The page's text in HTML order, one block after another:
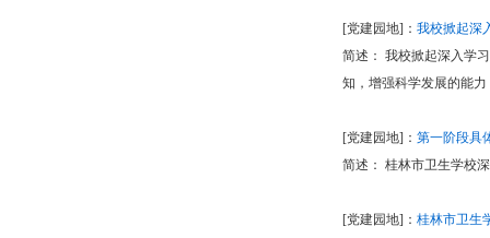
[党建园地]： 我校掀起深
简述： 我校掀起深入学
知，增强科学发展的能
[党建园地]： 第一阶段具
简述： 桂林市卫生学校
[党建园地]： 桂林市卫生